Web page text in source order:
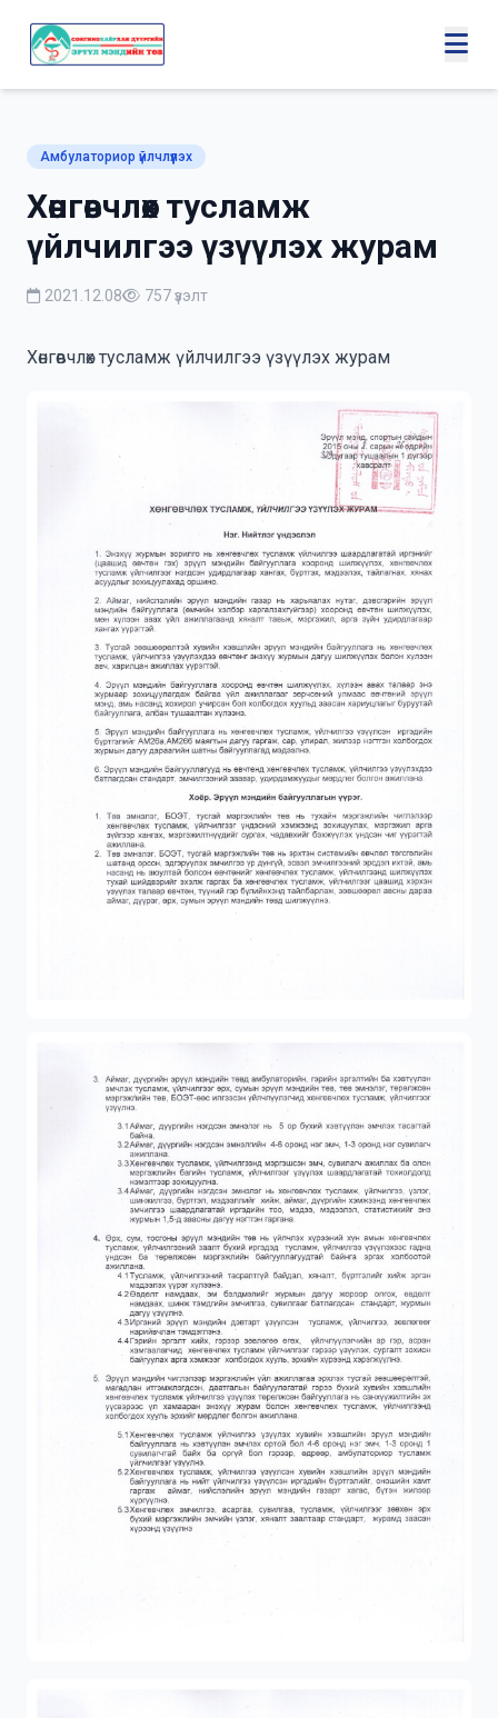
Амбулаториор үйлчлүүлэх
Хөнгөвчлөх тусламж
үйлчилгээ үзүүлэх журам
2021.12.08 757 үзэлт
Хөнгөвчлөх тусламж үйлчилгээ үзүүлэх журам